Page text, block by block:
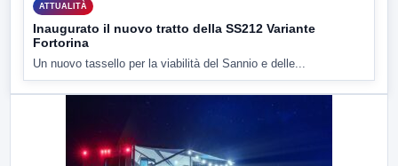
ATTUALITÀ
Inaugurato il nuovo tratto della SS212 Variante
Fortorina
Un nuovo tassello per la viabilità del Sannio e delle...